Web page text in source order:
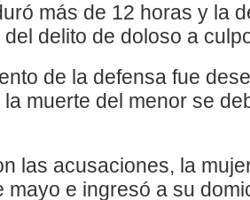
más de 12 horas y la
delito de doloso a
de la defensa fue
muerte del menor se
las acusaciones, la
mayo e ingresó a su